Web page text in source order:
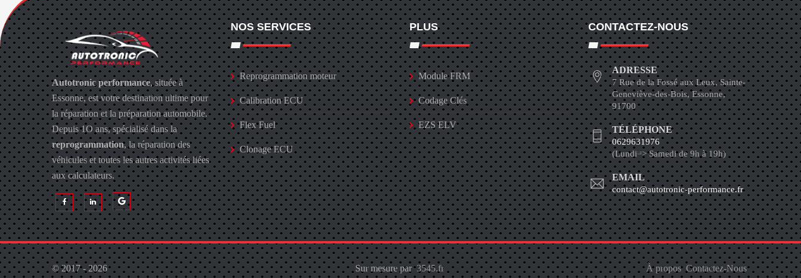
Autotronic performance, située à
Essonne, est votre destination ultime pour
la réparation et la préparation automobile.
Depuis 1O ans, spécialisé dans la
reprogrammation, la réparation des
véhicules et toutes les autres activités liées
aux calculateurs.
NOS SERVICES
Reprogrammation moteur
Calibration ECU
Flex Fuel
Clonage ECU
PLUS
Module FRM
Codage Clés
EZS ELV
CONTACTEZ-NOUS
ADRESSE
7 Rue de la Fossé aux Leux, Sainte-
Geneviève-des-Bois, Essonne,
91700
TÉLÉPHONE
0629631976
(Lundi=> Samedi de 9h à 19h)
EMAIL
contact@autotronic-performance.fr
© 2017 - 2026 Sur mesure par 3545.fr À propos Contactez-Nous